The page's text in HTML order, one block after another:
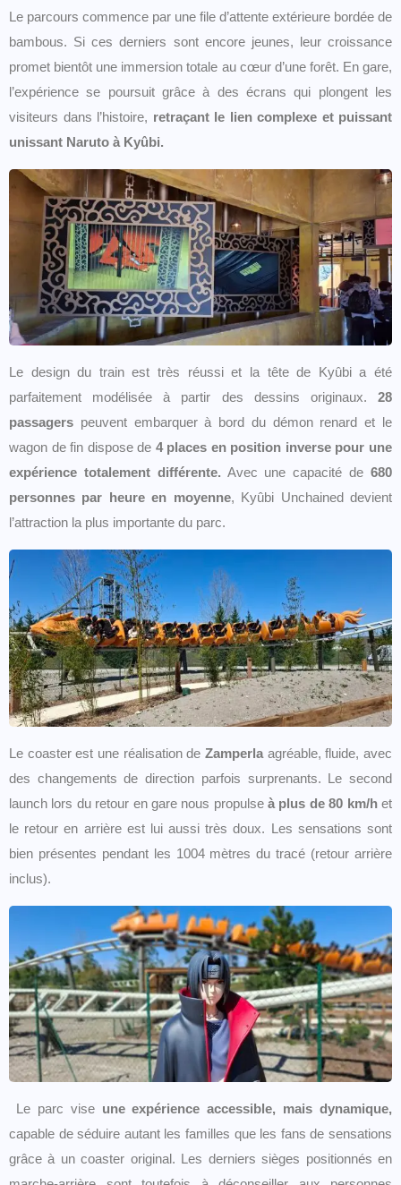
Le parcours commence par une file d’attente extérieure bordée de
bambous. Si ces derniers sont encore jeunes, leur croissance
promet bientôt une immersion totale au cœur d’une forêt. En gare,
l’expérience se poursuit grâce à des écrans qui plongent les
visiteurs dans l’histoire, retraçant le lien complexe et puissant
unissant Naruto à Kyûbi.
Le design du train est très réussi et la tête de Kyûbi a été
parfaitement modélisée à partir des dessins originaux. 28
passagers peuvent embarquer à bord du démon renard et le
wagon de fin dispose de 4 places en position inverse pour une
expérience totalement différente. Avec une capacité de680
personnes par heure en moyenne, Kyûbi Unchained devient
l’attraction la plus importante du parc.
Le coaster est une réalisation de Zamperla agréable, fluide, avec
des changements de direction parfois surprenants. Le second
launch lors du retour en gare nous propulseà plus de 80 km/het
le retour en arrière est lui aussi très doux. Les sensations sont
bien présentes pendant les 1004 mètres du tracé (retour arrière
inclus).
Le parc vise une expérience accessible, mais dynamique,
capable de séduire autant les familles que les fans de sensations
grâce à un coaster original. Les derniers sièges positionnés en